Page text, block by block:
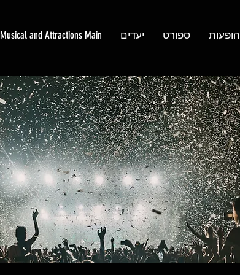
הופעות ספורט יעדים Musical and Attractions Main